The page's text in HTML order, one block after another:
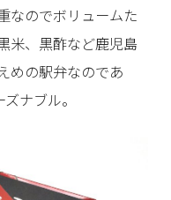
なのでボリュームた
米、黒酢など鹿児島
めの駅弁なのであ
ナブル。